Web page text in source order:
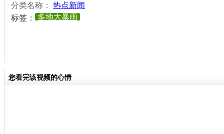
分类名称： 热点新闻
标签：
多地大暴雨
您看完该视频的心情